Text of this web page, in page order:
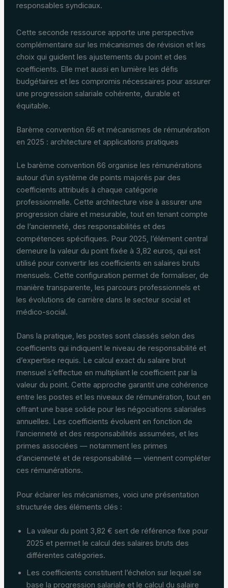
responsables syndicaux.
Cette seconde ressource apporte une perspective
complémentaire sur les mécanismes de révision et les
choix qui guident les ajustements du point et des
coefficients. Elle met aussi en lumière les défis
budgétaires et les compromis nécessaires pour assurer
une progression salariale cohérente, durable et
équitable.
Barème convention 66 et mécanismes de rémunération
en 2025 : architecture et applications pratiques
Le barème convention 66 organise les rémunérations
autour d’un système de points majorés par des
coefficients attribués à chaque catégorie
professionnelle. Cette architecture vise à assurer une
progression claire et mesurable, tout en tenant compte
de l’ancienneté, des responsabilités et des
compétences spécifiques. Pour 2025, l’élément central
demeure la valeur du point fixée à 3,82 euros, qui est
utilisé pour convertir les coefficients en salaires bruts
mensuels. Cette configuration permet de formaliser, de
manière transparente, les parcours professionnels et
les évolutions de carrière dans le secteur social et
médico-social.
Dans la pratique, les postes sont classés selon des
coefficients qui indiquent le niveau de responsabilité et
d’expertise requis. Le calcul exact du salaire brut
mensuel s’effectue en multipliant le coefficient par la
valeur du point. Cette approche garantit une cohérence
entre les postes et les niveaux de rémunération, tout en
offrant une base solide pour les négociations salariales
annuelles. Les coefficients évoluent en fonction de
l’ancienneté et des responsabilités assumées, et les
primes associées — notamment les primes
d’ancienneté et de responsabilité — viennent compléter
ces rémunérations.
Pour éclairer les mécanismes, voici une présentation
structurée des éléments clés :
La valeur du point 3,82 € sert de référence fixe pour
2025 et permet le calcul des salaires bruts des
différentes catégories.
Les coefficients constituent l’échelon sur lequel se
base la progression salariale et le calcul du salaire